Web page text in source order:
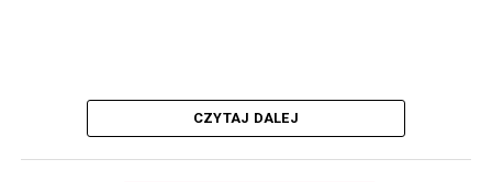
CZYTAJ DALEJ